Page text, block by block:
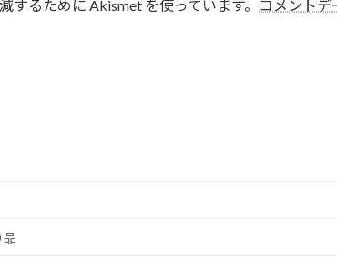
するために Akismet を使っています。
コメントデ
品